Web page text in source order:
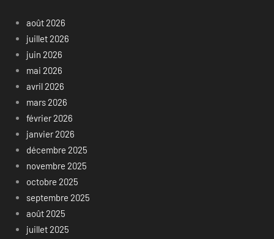
août 2026
juillet 2026
juin 2026
mai 2026
avril 2026
mars 2026
février 2026
janvier 2026
décembre 2025
novembre 2025
octobre 2025
septembre 2025
août 2025
juillet 2025